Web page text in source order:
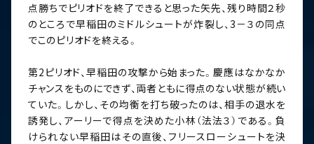
点勝ちでピリオドを終了できると思った矢先、残り時間２秒
のところで早稲田のミドルシュートが炸裂し、3－３の同点
でこのピリオドを終える。
第2ピリオド、早稲田の攻撃から始まった。慶應はなかなか
チャンスをものにできず、両者ともに得点のない状態が続い
ていた。しかし、その均衡を打ち破ったのは、相手の退水を
誘発し、アーリーで得点を決めた小林（法法３）である。負
けられない早稲田はその直後、フリースローシュートを決